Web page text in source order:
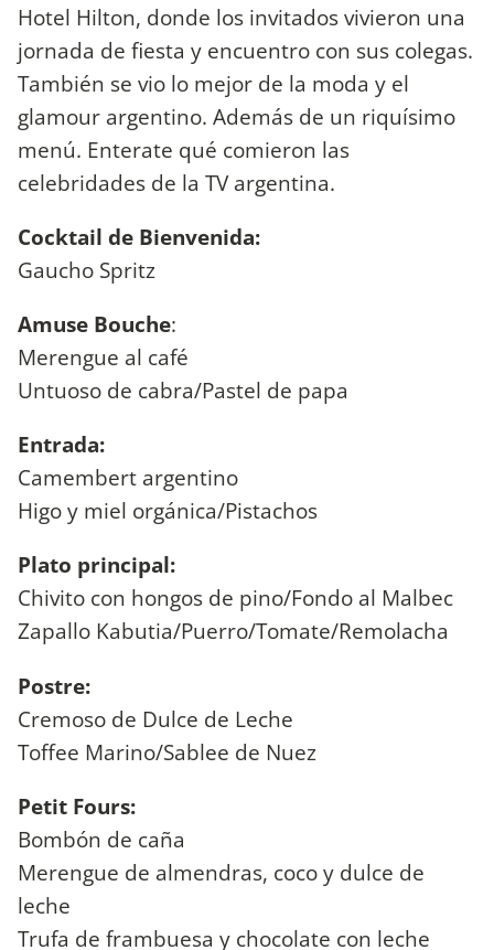
Hotel Hilton, donde los invitados vivieron una
jornada de fiesta y encuentro con sus colegas.
También se vio lo mejor de la moda y el
glamour argentino. Además de un riquísimo
menú. Enterate qué comieron las
celebridades de la TV argentina.
Cocktail de Bienvenida:
Gaucho Spritz
Amuse Bouche:
Merengue al café
Untuoso de cabra/Pastel de papa
Entrada:
Camembert argentino
Higo y miel orgánica/Pistachos
Plato principal:
Chivito con hongos de pino/Fondo al Malbec
Zapallo Kabutia/Puerro/Tomate/Remolacha
Postre:
Cremoso de Dulce de Leche
Toffee Marino/Sablee de Nuez
Petit Fours:
Bombón de caña
Merengue de almendras, coco y dulce de
leche
Trufa de frambuesa y chocolate con leche